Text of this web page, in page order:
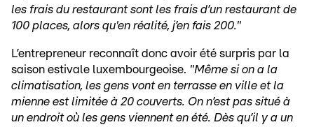
les frais du restaurant sont les frais d’un restaurant de
100 places, alors qu'en réalité, j’en fais 200."
L’entrepreneur reconnaît donc avoir été surpris par la
saison estivale luxembourgeoise. "Même si on a la
climatisation, les gens vont en terrasse en ville et la
mienne est limitée à 20 couverts. On n’est pas situé à
un endroit où les gens viennent en été. Dès qu’il y a un